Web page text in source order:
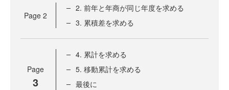
Page 2
2. 前年と年商が同じ年度を求める
3. 累積差を求める
Page
3
4. 累計を求める
5. 移動累計を求める
最後に